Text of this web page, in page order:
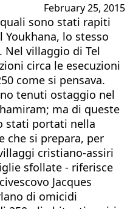
February 25, 2015
sono stati rapiti
lo stesso
villaggio di Tel
circa le esecuzioni
come si pensava.
tenuti ostaggio nel
ma di queste
stati portati nella
che si prepara, per
cristiano-assiri
sfollate - riferisce
Jacques
di omicidi